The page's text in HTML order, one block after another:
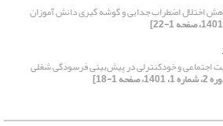
اختلال اضطراب جدایی و گوشه گیری دانش آموزان
اجتماعی و خودکنترلی در پیش‌بینی فرسودگی شغلی
1401، صفحه 1-18]